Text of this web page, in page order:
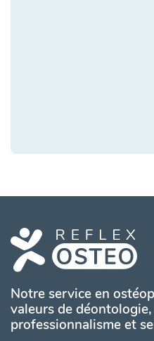
Notre service en
valeurs de
professionnalisme et